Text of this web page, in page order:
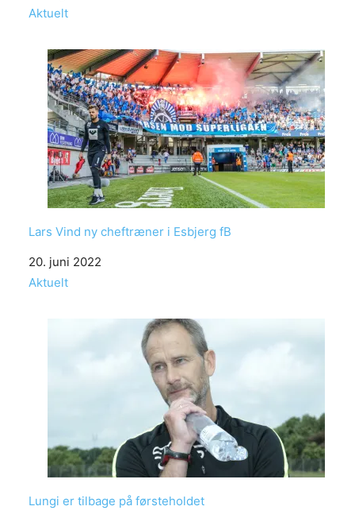
In relation to
Aktuelt
Lars Vind ny cheftræner i Esbjerg fB
Date
20. juni 2022
In relation to
Aktuelt
Lungi er tilbage på førsteholdet